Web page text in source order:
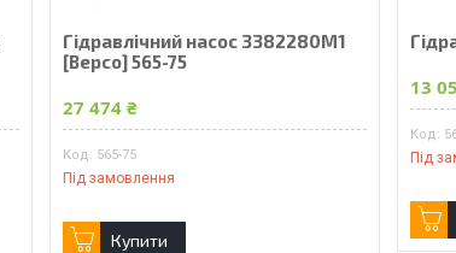
Гідравлічний насос 3382280M1
[Bepco] 565-75
27 474 ₴
565-75
Під замовлення
Купити
13
Під